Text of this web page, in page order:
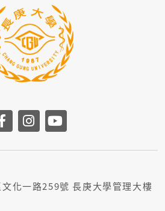
前往長庚大學facebook
前往長庚大學
化一路259號 長庚大學管理大樓